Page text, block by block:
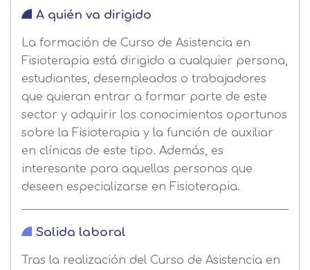
A quién va dirigido
La formación de Curso de Asistencia en
Fisioterapia está dirigido a cualquier persona,
estudiantes, desempleados o trabajadores
que quieran entrar a formar parte de este
sector y adquirir los conocimientos oportunos
sobre la Fisioterapia y la función de auxiliar
en clínicas de este tipo. Además, es
interesante para aquellas personas que
deseen especializarse en Fisioterapia.
Salida laboral
Tras la realización del Curso de Asistencia en